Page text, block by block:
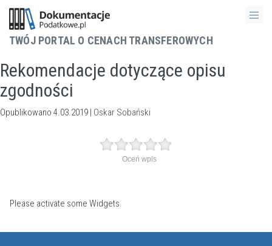
TWÓJ PORTAL O CENACH TRANSFEROWYCH
Rekomendacje dotyczące opisu
zgodności
Opublikowano 4.03.2019 | Oskar Sobański
Oceń wpis
Please activate some Widgets.